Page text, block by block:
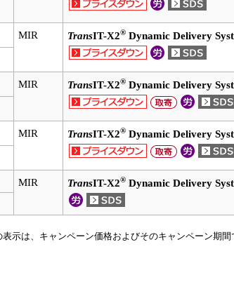
MIR TransIT-X2® Dynamic Delivery
MIR TransIT-X2® Dynamic Delivery
MIR TransIT-X2® Dynamic Delivery
MIR TransIT-X2® Dynamic Delivery
示は、キャンペーン価格およびそのキャンペーン期間